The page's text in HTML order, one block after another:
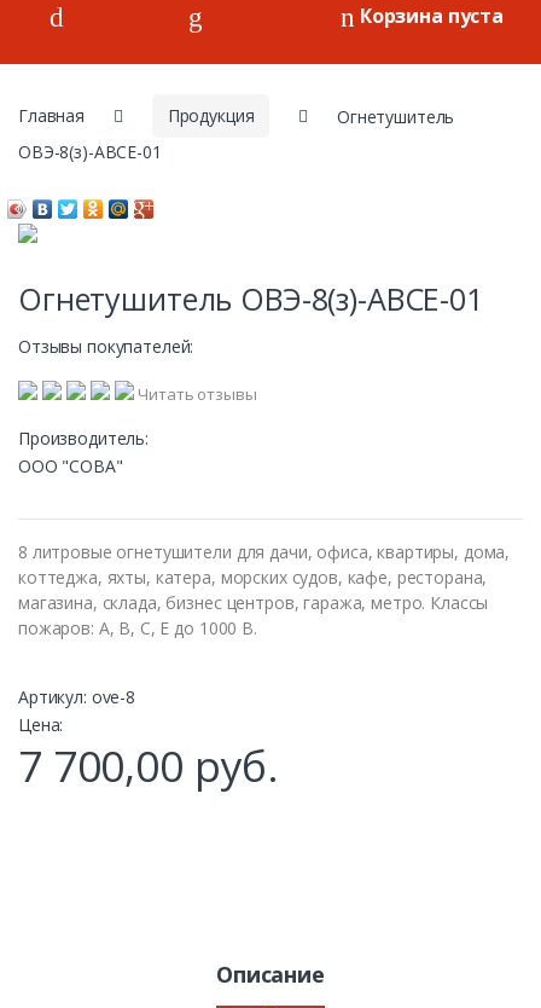
Корзина пуста
Главная Продукция
Oгнeтушитeль
OBЭ-8(з)-АВCЕ-01
Oгнeтушитeль OBЭ-8(з)-АВCЕ-01
Отзывы покупателей:
Читать отзывы
Производитель:
ООО "СОВА"
8 литровые огнетушители для дачи, офиса, квартиры, дома,
коттеджа, яхты, катера, морских судов, кафе, ресторана,
магазина, склада, бизнес центров, гаража, метро. Классы
пожаров: А, В, С, Е до 1000 В.
Артикул: ove-8
Цена:
7 700,00 руб.
Описание